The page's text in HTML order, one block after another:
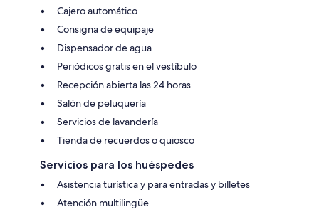
Cajero automático
Consigna de equipaje
Dispensador de agua
Periódicos gratis en el vestíbulo
Recepción abierta las 24 horas
Salón de peluquería
Servicios de lavandería
Tienda de recuerdos o quiosco
Servicios para los huéspedes
Asistencia turística y para entradas y billetes
Atención multilingüe